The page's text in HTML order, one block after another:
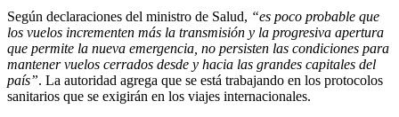
Según declaraciones del ministro de Salud, “es poco probable que
los vuelos incrementen más la transmisión y la progresiva apertura
que permite la nueva emergencia, no persisten las condiciones para
mantener vuelos cerrados desde y hacia las grandes capitales del
país”. La autoridad agrega que se está trabajando en los protocolos
sanitarios que se exigirán en los viajes internacionales.